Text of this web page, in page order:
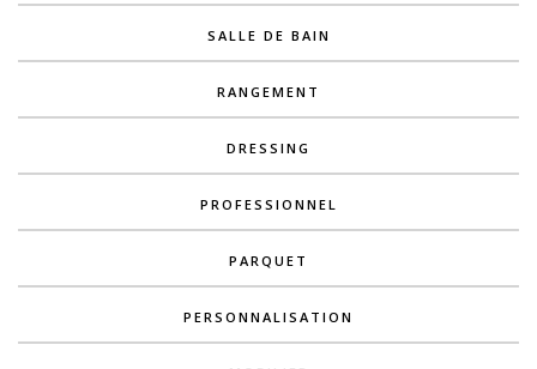
SALLE DE BAIN
RANGEMENT
DRESSING
PROFESSIONNEL
PARQUET
PERSONNALISATION